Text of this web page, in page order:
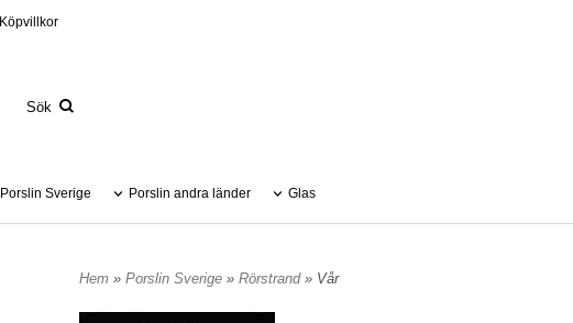
Köpvillkor
Porslin Sverige Porslin andra länder Glas
Hem » Porslin Sverige » Rörstrand » Vår